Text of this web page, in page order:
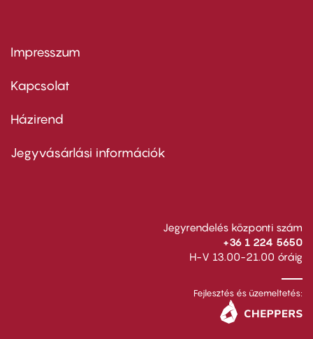
Footer
first
Impresszum
Kapcsolat
Footer
second
Házirend
Jegyvásárlási információk
Jegyrendelés központi szám
+36 1 224 5650
H-V 13.00-21.00 óráig
Fejlesztés és üzemeltetés: